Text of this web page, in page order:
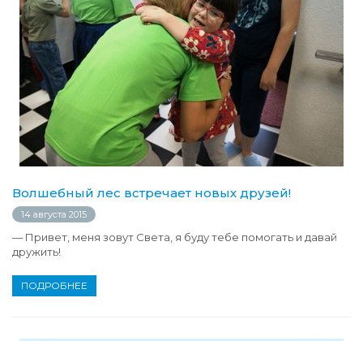
Волшебный лес встречает новых друзей!
14 августа 2015
— Привет, меня зовут Света, я буду тебе помогать и давай
дружить!
ПОДРОБНЕЕ